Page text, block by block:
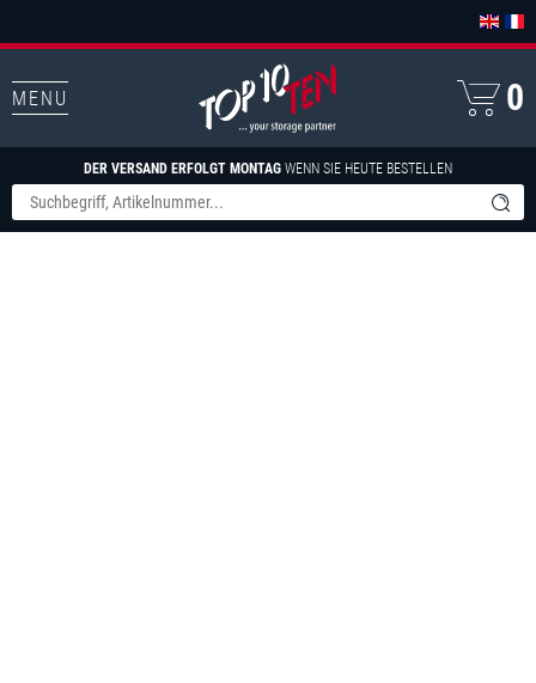
MENU
DER VERSAND ERFOLGT MONTAG WENN SIE HEUTE BESTELLEN
0